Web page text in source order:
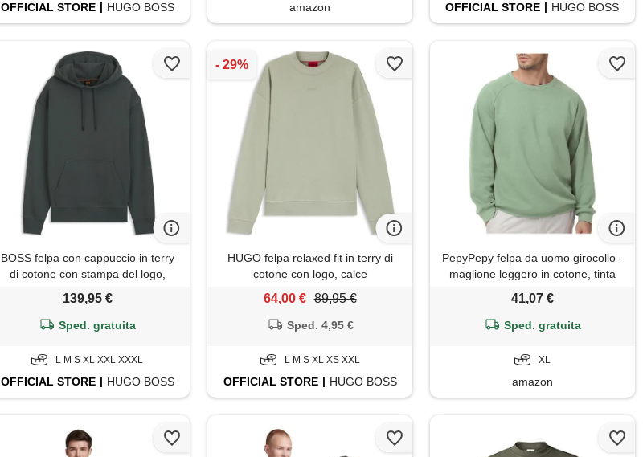
OFFICIALSTORE HUGO BOSS amazon OFFICIAL STORE HUGO BOSS
BOSS felpa con cappuccio in terry
di cotone con stampa del logo,
verde scuro
139,95 €
Sped. gratuita
L M S XL XXL XXXL
OFFICIALSTORE HUGO BOSS
HUGO felpa relaxed fit in terry di
cotone con logo, calce
64,00 € 89,95 €
Sped. 4,95 €
L M S XL XS XXL
OFFICIALSTORE HUGO BOSS
PepyPepy felpa da uomo girocollo -
maglione leggero in cotone, tinta
unita, per tutti i giorni e a strati,
verde slavato, xl
41,07 €
Sped. gratuita
XL
amazon